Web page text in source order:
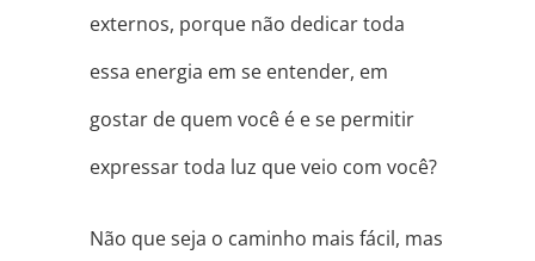
externos, porque não dedicar toda
essa energia em se entender, em
gostar de quem você é e se permitir
expressar toda luz que veio com você?
Não que seja o caminho mais fácil, mas